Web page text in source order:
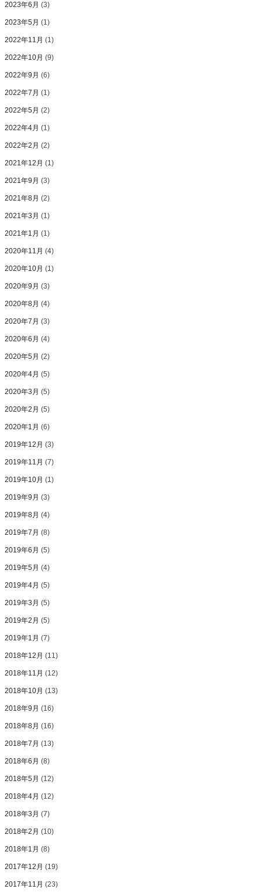
2023年6月 (3)
2023年5月 (1)
2022年11月 (1)
2022年10月 (9)
2022年9月 (6)
2022年7月 (1)
2022年5月 (2)
2022年4月 (1)
2022年2月 (2)
2021年12月 (1)
2021年9月 (3)
2021年8月 (2)
2021年3月 (1)
2021年1月 (1)
2020年11月 (4)
2020年10月 (1)
2020年9月 (3)
2020年8月 (4)
2020年7月 (3)
2020年6月 (4)
2020年5月 (2)
2020年4月 (5)
2020年3月 (5)
2020年2月 (5)
2020年1月 (6)
2019年12月 (3)
2019年11月 (7)
2019年10月 (1)
2019年9月 (3)
2019年8月 (4)
2019年7月 (8)
2019年6月 (5)
2019年5月 (4)
2019年4月 (5)
2019年3月 (5)
2019年2月 (5)
2019年1月 (7)
2018年12月 (11)
2018年11月 (12)
2018年10月 (13)
2018年9月 (16)
2018年8月 (16)
2018年7月 (13)
2018年6月 (8)
2018年5月 (12)
2018年4月 (12)
2018年3月 (7)
2018年2月 (10)
2018年1月 (8)
2017年12月 (19)
2017年11月 (23)